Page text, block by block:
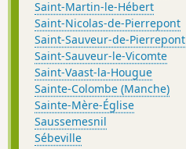
Saint-Martin-le-Hébert
Saint-Nicolas-de-Pierrepont
Saint-Sauveur-de-Pierrepont
Saint-Sauveur-le-Vicomte
Saint-Vaast-la-Hougue
Sainte-Colombe (Manche)
Sainte-Mère-Église
Saussemesnil
Sébeville